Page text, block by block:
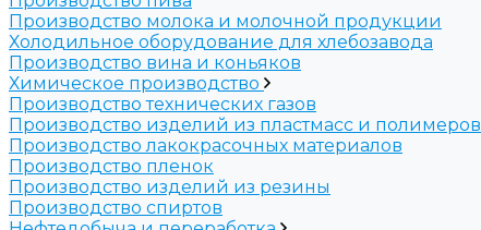
Производство молока и молочной продукции
Холодильное оборудование для хлебозавода
Производство вина и коньяков
Химическое производство
Производство технических газов
Производство изделий из пластмасс и полимеров
Производство лакокрасочных материалов
Производство пленок
Производство изделий из резины
Производство спиртов